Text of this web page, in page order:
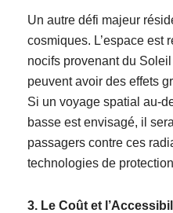
Un autre défi majeur
cosmiques. L’espace est
nocifs provenant du
peuvent avoir des effets
Si un voyage spatial au-
basse est envisagé, il
passagers contre ces
technologies de
3. Le Coût et